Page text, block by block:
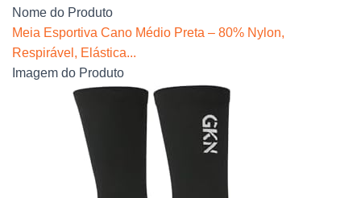
Nome do Produto
Meia Esportiva Cano Médio Preta – 80% Nylon,
Respirável, Elástica...
Imagem do Produto